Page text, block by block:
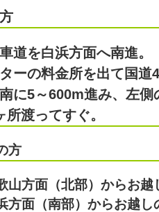
道を白浜方面へ南進。
ーの料金所を出て国道
に5～600m進み、左側
所渡ってすぐ。
方
山方面（北部）からお
方面（南部）からお越